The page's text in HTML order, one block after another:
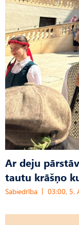
Ar deju
tautu krāšņo
Sabiedrība 03:00, 5.